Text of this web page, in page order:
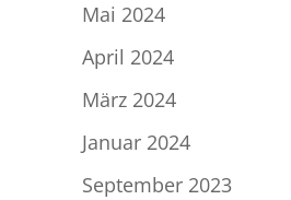
Mai 2024
April 2024
März 2024
Januar 2024
September 2023